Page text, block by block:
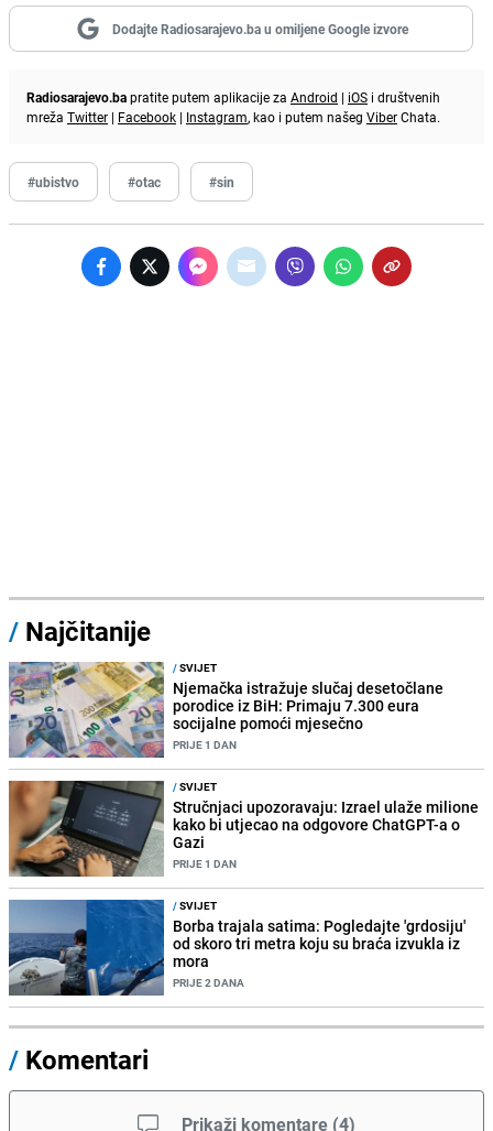
Dodajte Radiosarajevo.ba u omiljene Google izvore
Radiosarajevo.bapratite putem aplikacije za Android | iOS i društvenih
mreža Twitter | Facebook | Instagram, kao i putem našeg ViberChata.
#ubistvo #otac #sin
/ Najčitanije
/SVIJET
Njemačka istražuje slučaj desetočlane
porodice iz BiH: Primaju 7.300 eura
socijalne pomoći mjesečno
PRIJE 1 DAN
/SVIJET
Stručnjaci upozoravaju: Izrael ulaže milione
kako bi utjecao na odgovore ChatGPT-a o
Gazi
PRIJE 1 DAN
/SVIJET
Borba trajala satima: Pogledajte 'grdosiju'
od skoro tri metra koju su braća izvukla iz
mora
PRIJE 2 DANA
/ Komentari
Prikaži komentare (4)